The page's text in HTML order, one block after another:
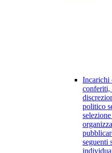
Incarichi
politico
seguenti